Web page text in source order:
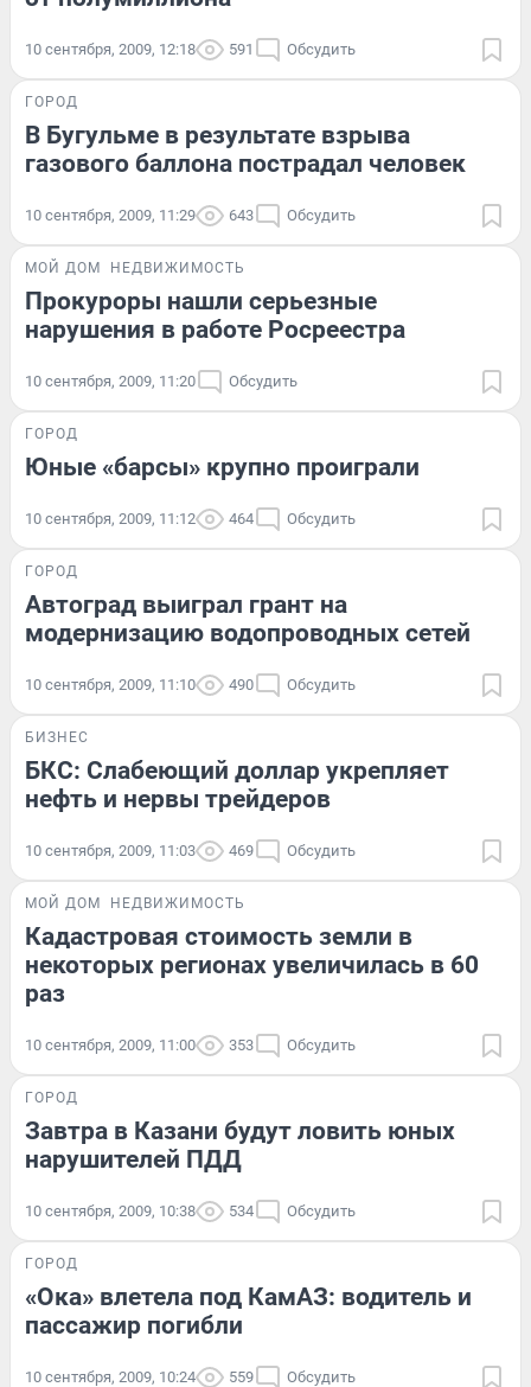
10 сентября, 2009, 12:18 591 Обсудить
ГОРОД
В Бугульме в результате взрыва
газового баллона пострадал человек
10 сентября, 2009, 11:29 643 Обсудить
МОЙ ДОМ НЕДВИЖИМОСТЬ
Прокуроры нашли серьезные
нарушения в работе Росреестра
10 сентября, 2009, 11:20 Обсудить
ГОРОД
Юные «барсы» крупно проиграли
10 сентября, 2009, 11:12 464 Обсудить
ГОРОД
Автоград выиграл грант на
модернизацию водопроводных сетей
10 сентября, 2009, 11:10 490 Обсудить
БИЗНЕС
БКС: Cлабеющий доллар укрепляет
нефть и нервы трейдеров
10 сентября, 2009, 11:03 469 Обсудить
МОЙ ДОМ НЕДВИЖИМОСТЬ
Кадастровая стоимость земли в
некоторых регионах увеличилась в 60
раз
10 сентября, 2009, 11:00 353 Обсудить
ГОРОД
Завтра в Казани будут ловить юных
нарушителей ПДД
10 сентября, 2009, 10:38 534 Обсудить
ГОРОД
«Ока» влетела под КамАЗ: водитель и
пассажир погибли
10 сентября, 2009, 10:24 559 Обсудить